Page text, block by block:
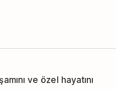
ve özel hayatını